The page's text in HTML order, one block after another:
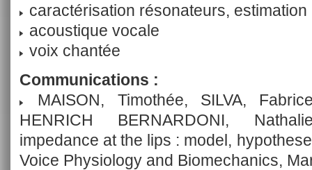
caractérisation résonateurs, estimation
acoustique vocale
voix chantée
Communications :
MAISON, Timothée, SILVA,
HENRICH BERNARDONI,
impedance at the lips : model,
Voice Physiology and Biomechanics,